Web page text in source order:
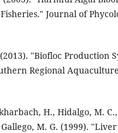
Journal of
"Biofloc Production
Regional
H., Hidalgo, M. C.,
M. G. (1999).